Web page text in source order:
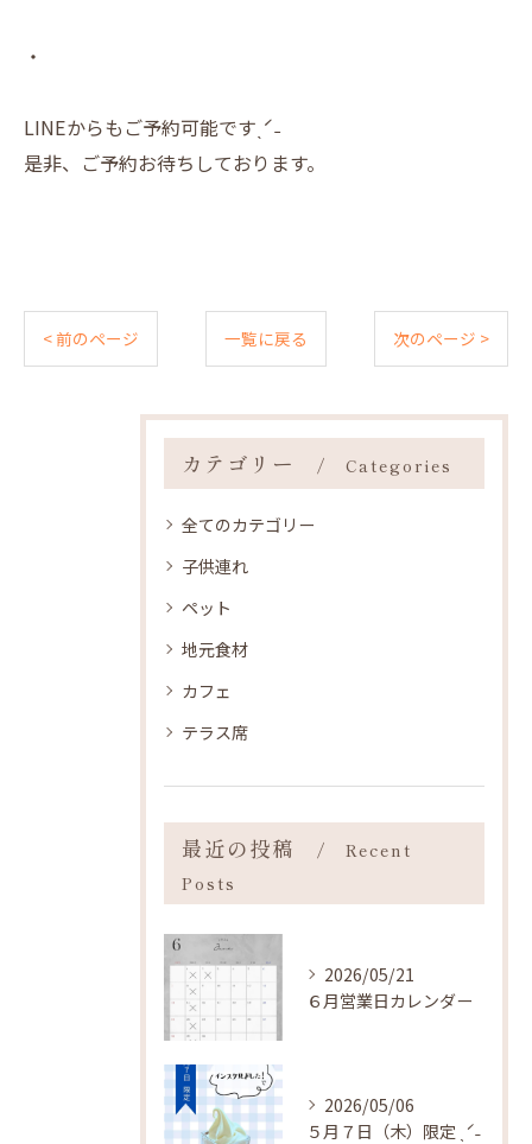
・
LINEからもご予約可能ですˎˊ˗
是非、ご予約お待ちしております。
< 前のページ 一覧に戻る 次のページ >
カテゴリー Categories
全てのカテゴリー
子供連れ
ペット
地元食材
カフェ
テラス席
最近の投稿
Recent
Posts
2026/05/21
６月営業日カレンダー
2026/05/06
５月７日（木）限定 ˎˊ˗